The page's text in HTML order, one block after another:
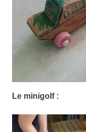
Le minigolf :